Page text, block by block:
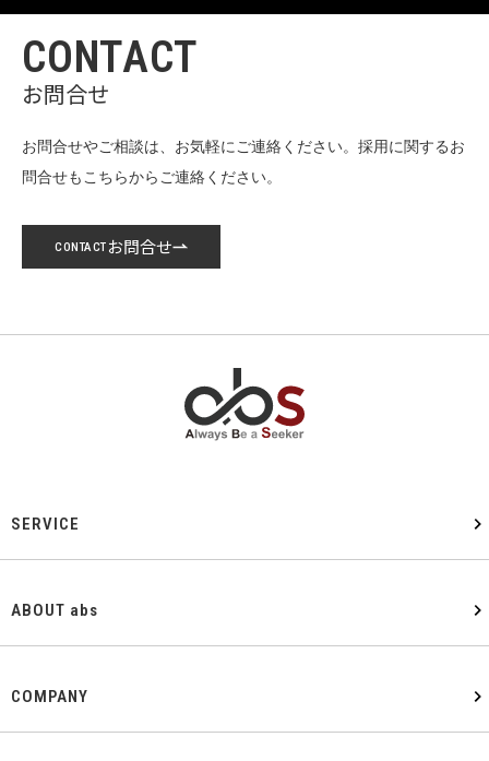
CONTACT
お問合せ
お問合せやご相談は、お気軽にご連絡ください。 採用に関するお
問合せもこちらからご連絡ください。
CONTACT お問合せ
SERVICE
ABOUT abs
COMPANY